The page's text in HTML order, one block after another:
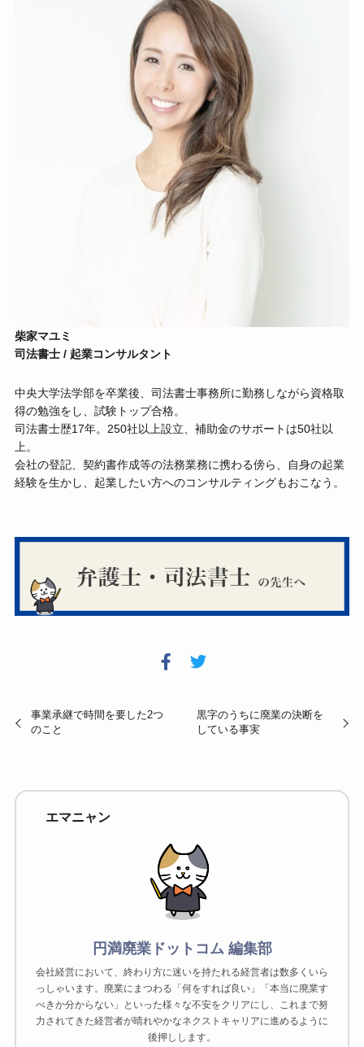
柴家マユミ
司法書⼠ / 起業コンサルタント
中央⼤学法学部を卒業後、司法書⼠事務所に勤務しながら資格取
得の勉強をし、試験トップ合格。
司法書士歴17年。250社以上設立、補助金のサポートは50社以
上。
会社の登記、契約書作成等の法務業務に携わる傍ら、⾃⾝の起業
経験を⽣かし、起業したい⽅へのコンサルティングもおこなう。
事業承継で時間を要した2つ
のこと
黒字のうちに廃業の決断を
している事実
エマニャン
円満廃業ドットコム 編集部
会社経営において、終わり方に迷いを持たれる経営者は数多くいら
っしゃいます。廃業にまつわる「何をすれば良い」「本当に廃業す
べきか分からない」といった様々な不安をクリアにし、これまで努
力されてきた経営者が晴れやかなネクストキャリアに進めるように
後押しします。